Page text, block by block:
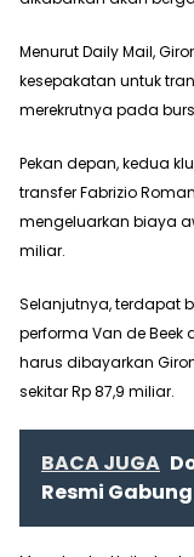
Menurut Daily Mail,
kesepakatan untuk
merekrutnya pada
Pekan depan, kedua
transfer Fabrizio
mengeluarkan biaya
miliar.
Selanjutnya, terdapat
performa Van de
harus dibayarkan
sekitar Rp 87,9 miliar.
BACA JUGA
Resmi